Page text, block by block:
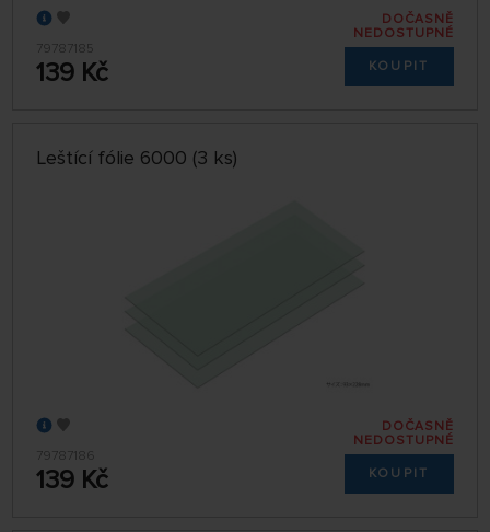
79787185
139 Kč
DOČASNĚ
NEDOSTUPNÉ
KOUPIT
Leštící fólie 6000 (3 ks)
79787186
139 Kč
DOČASNĚ
NEDOSTUPNÉ
KOUPIT